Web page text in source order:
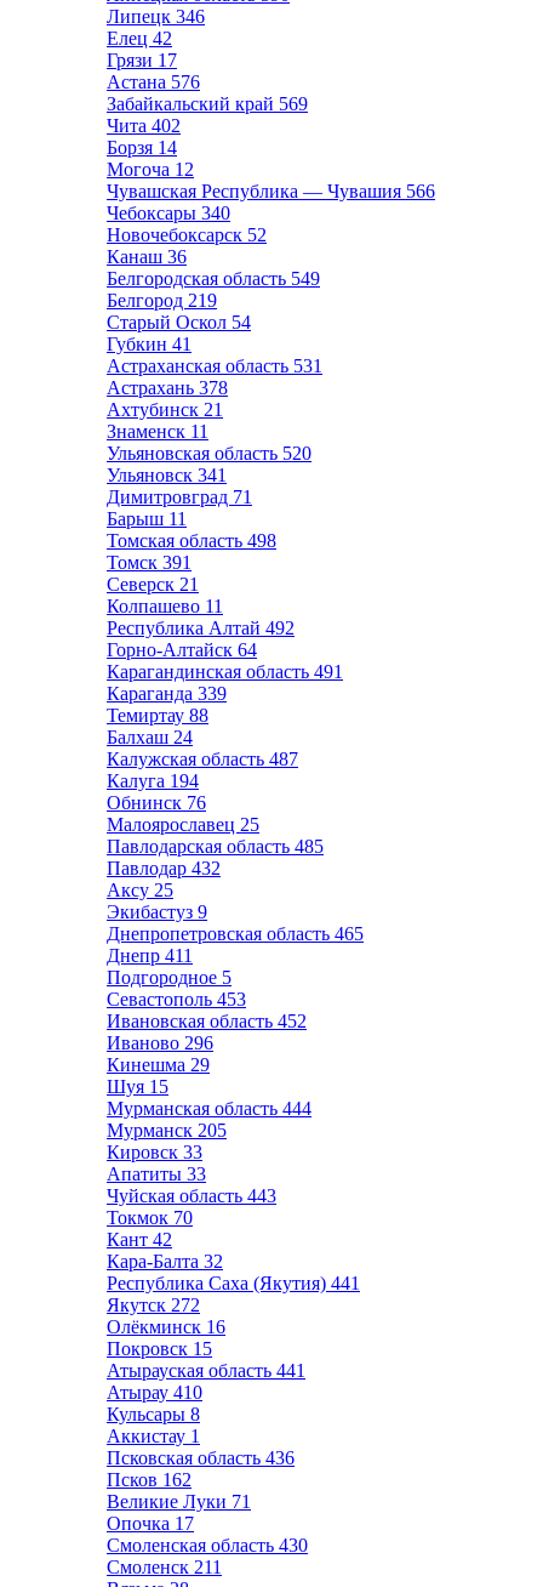
Липецк 346
Елец 42
Грязи 17
Астана 576
Забайкальский край 569
Чита 402
Борзя 14
Могоча 12
Чувашская Республика — Чувашия 566
Чебоксары 340
Новочебоксарск 52
Канаш 36
Белгородская область 549
Белгород 219
Старый Оскол 54
Губкин 41
Астраханская область 531
Астрахань 378
Ахтубинск 21
Знаменск 11
Ульяновская область 520
Ульяновск 341
Димитровград 71
Барыш 11
Томская область 498
Томск 391
Северск 21
Колпашево 11
Республика Алтай 492
Горно-Алтайск 64
Карагандинская область 491
Караганда 339
Темиртау 88
Балхаш 24
Калужская область 487
Калуга 194
Обнинск 76
Малоярославец 25
Павлодарская область 485
Павлодар 432
Аксу 25
Экибастуз 9
Днепропетровская область 465
Днепр 411
Подгородное 5
Севастополь 453
Ивановская область 452
Иваново 296
Кинешма 29
Шуя 15
Мурманская область 444
Мурманск 205
Кировск 33
Апатиты 33
Чуйская область 443
Токмок 70
Кант 42
Кара-Балта 32
Республика Саха (Якутия) 441
Якутск 272
Олёкминск 16
Покровск 15
Атырауская область 441
Атырау 410
Кульсары 8
Аккистау 1
Псковская область 436
Псков 162
Великие Луки 71
Опочка 17
Смоленская область 430
Смоленск 211